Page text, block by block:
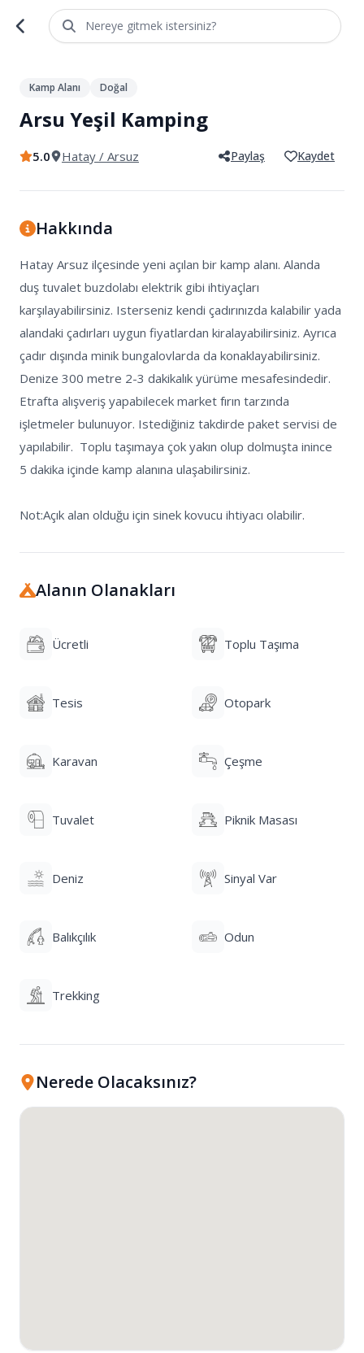
Nereye gitmek istersiniz?
/6
Kamp Alanı Doğal
Arsu Yeşil Kamping
5.0 Hatay / Arsuz Paylaş Kaydet
Hakkında
Hatay Arsuz ilçesinde yeni açılan bir kamp alanı. Alanda
duş tuvalet buzdolabı elektrik gibi ihtiyaçları
karşılayabilirsiniz. Isterseniz kendi çadırınızda kalabilir yada
alandaki çadırları uygun fiyatlardan kiralayabilirsiniz. Ayrıca
çadır dışında minik bungalovlarda da konaklayabilirsiniz.
Denize 300 metre 2-3 dakikalık yürüme mesafesindedir.
Etrafta alışveriş yapabilecek market fırın tarzında
işletmeler bulunuyor. Istediğiniz takdirde paket servisi de
yapılabilir.  Toplu taşımaya çok yakın olup dolmuşta inince
5 dakika içinde kamp alanına ulaşabilirsiniz.
Not:Açık alan olduğu için sinek kovucu ihtiyacı olabilir.
Alanın Olanakları
Ücretli Toplu Taşıma
Tesis Otopark
Karavan Çeşme
Tuvalet Piknik Masası
Deniz Sinyal Var
Balıkçılık Odun
Trekking
Nerede Olacaksınız?